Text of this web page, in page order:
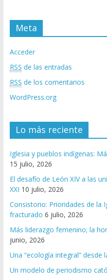
Meta
Acceder
RSS de las entradas
RSS de los comentarios
WordPress.org
Lo más reciente
Iglesia y pueblos indígenas:
15 julio, 2026
El desafío de León XIV a las
XXI 10 julio, 2026
Consistorio: Prioridades de la
fracturado 6 julio, 2026
Más liderazgo femenino; la
junio, 2026
Una “ecología integral” desde
Un modelo de periodismo